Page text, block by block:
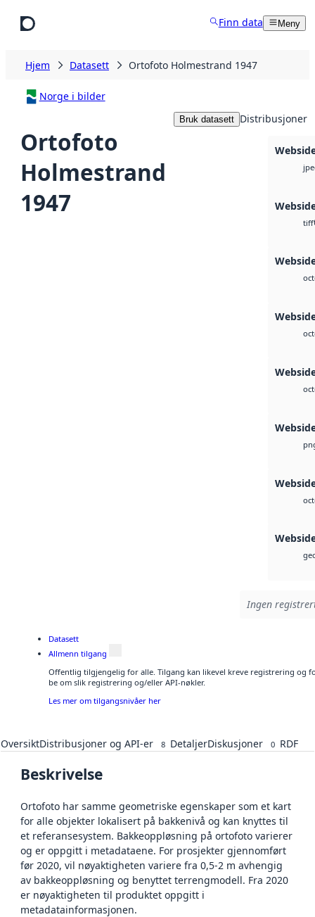
Finn data Meny
Hjem Datasett Ortofoto Holmestrand 1947
Norge i bilder
Ortofoto
Holmestrand
1947
Bruk datasett Distribusjoner
tiff
Ingen
Datasett
Allmenn tilgang
Offentlig tilgjengelig for alle. Tilgang kan likevel kreve registrering og
be om slik registrering og/eller API-nøkler.
Les mer om tilgangsnivåer her
OversiktDistribusjoner og API-er 8 DetaljerDiskusjoner 0 RDF
Beskrivelse
Ortofoto har samme geometriske egenskaper som et kart
for alle objekter lokalisert på bakkenivå og kan knyttes til
et referansesystem. Bakkeoppløsning på ortofoto varierer
og er oppgitt i metadataene. For prosjekter gjennomført
før 2020, vil nøyaktigheten variere fra 0,5-2 m avhengig
av bakkeoppløsning og benyttet terrengmodell. Fra 2020
er nøyaktigheten til produktet oppgitt i
metadatainformasjonen.